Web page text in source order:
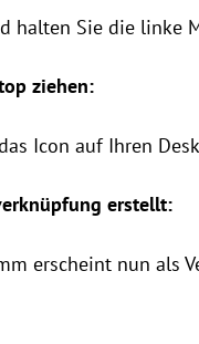
halten Sie die linke
ziehen:
Icon auf Ihren
erstellt:
erscheint nun als